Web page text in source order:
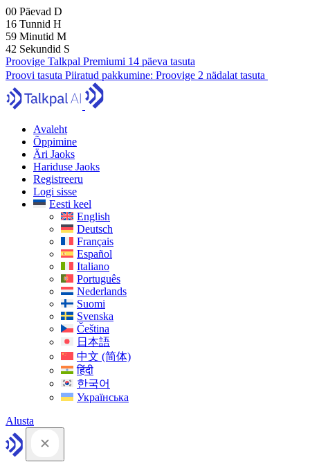
00 Päevad D
16 Tunnid H
59 Minutid M
41 Sekundid S
Proovige Talkpal Premiumi 14 päeva tasuta
Proovi tasuta Piiratud pakkumine: Proovige 2 nädalat tasuta
Avaleht
Õppimine
Äri Jaoks
Hariduse Jaoks
Registreeru
Logi sisse
Eesti keel
English
Deutsch
Français
Español
Italiano
Português
Nederlands
Suomi
Svenska
Čeština
日本語
中文 (简体)
हिंदी
한국어
Українська
Alusta